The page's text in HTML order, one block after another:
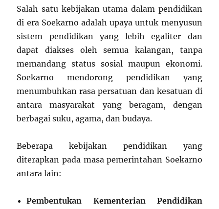
Salah satu kebijakan utama dalam pendidikan
di era Soekarno adalah upaya untuk menyusun
sistem pendidikan yang lebih egaliter dan
dapat diakses oleh semua kalangan, tanpa
memandang status sosial maupun ekonomi.
Soekarno mendorong pendidikan yang
menumbuhkan rasa persatuan dan kesatuan di
antara masyarakat yang beragam, dengan
berbagai suku, agama, dan budaya.
Beberapa kebijakan pendidikan yang
diterapkan pada masa pemerintahan Soekarno
antara lain:
Pembentukan Kementerian Pendidikan